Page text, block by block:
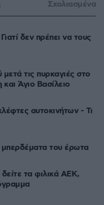
Σχολιασμένα
δεν πρέπει να τους
τις πυρκαγιές στο
Άγιο Βασίλειο
αυτοκινήτων - Τι
του έρωτα
τα φιλικά ΑΕΚ,